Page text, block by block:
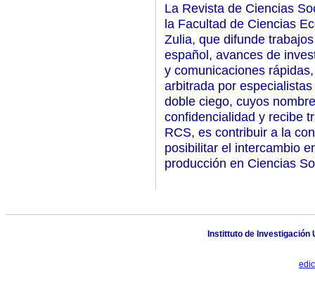
La Revista de Ciencias
la Facultad de Ciencias
Zulia, que difunde
español, avances de
y comunicaciones
arbitrada por
doble ciego, cuyos
confidencialidad y recibe
RCS, es contribuir a la
posibilitar el intercambio
producción en Ciencias
Instittuto de Investigación